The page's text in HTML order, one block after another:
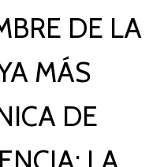
DE LA
MÁS
DE
LA